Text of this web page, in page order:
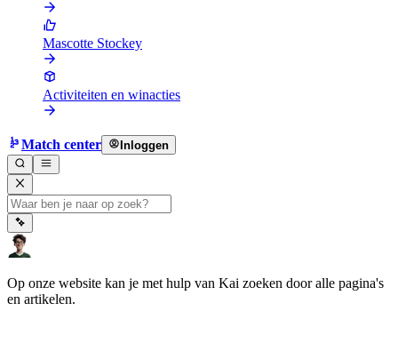
Mascotte Stockey
Activiteiten en winacties
Match center Inloggen
Op onze website kan je met hulp van Kai zoeken door alle pagina's
en artikelen.